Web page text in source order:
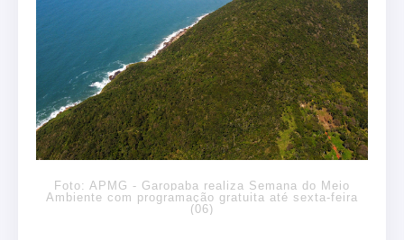
Foto: APMG - Garopaba realiza Semana do Meio
Ambiente com programação gratuita até sexta-feira
(06)